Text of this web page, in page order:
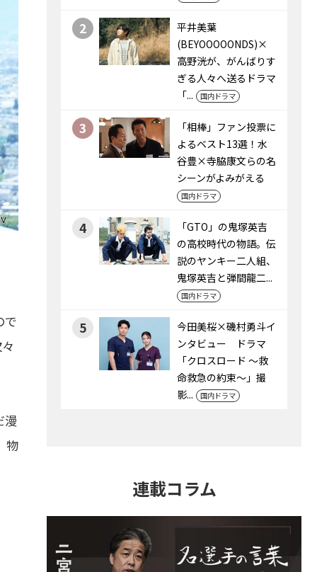
で
漫
物
2
平井美葉
(BEYOOOOONDS)×
高野洸が、がんばりす
ぎる人々へ送るドラマ
「...
国内ドラマ
3
「相棒」ファン投票に
よるベスト13選！水
谷豊×寺脇康文らの名
シーンがよみがえる
国内ドラマ
4
「GTO」の鬼塚英吉
の高校時代の物語。伝
説のヤンキー二人組、
鬼塚英吉と弾間龍二...
国内ドラマ
5
今田美桜×磯村勇斗イ
ンタビュー ドラマ
「クロスロード ～救
命救急の約束～」撮
影...
国内ドラマ
連載コラム